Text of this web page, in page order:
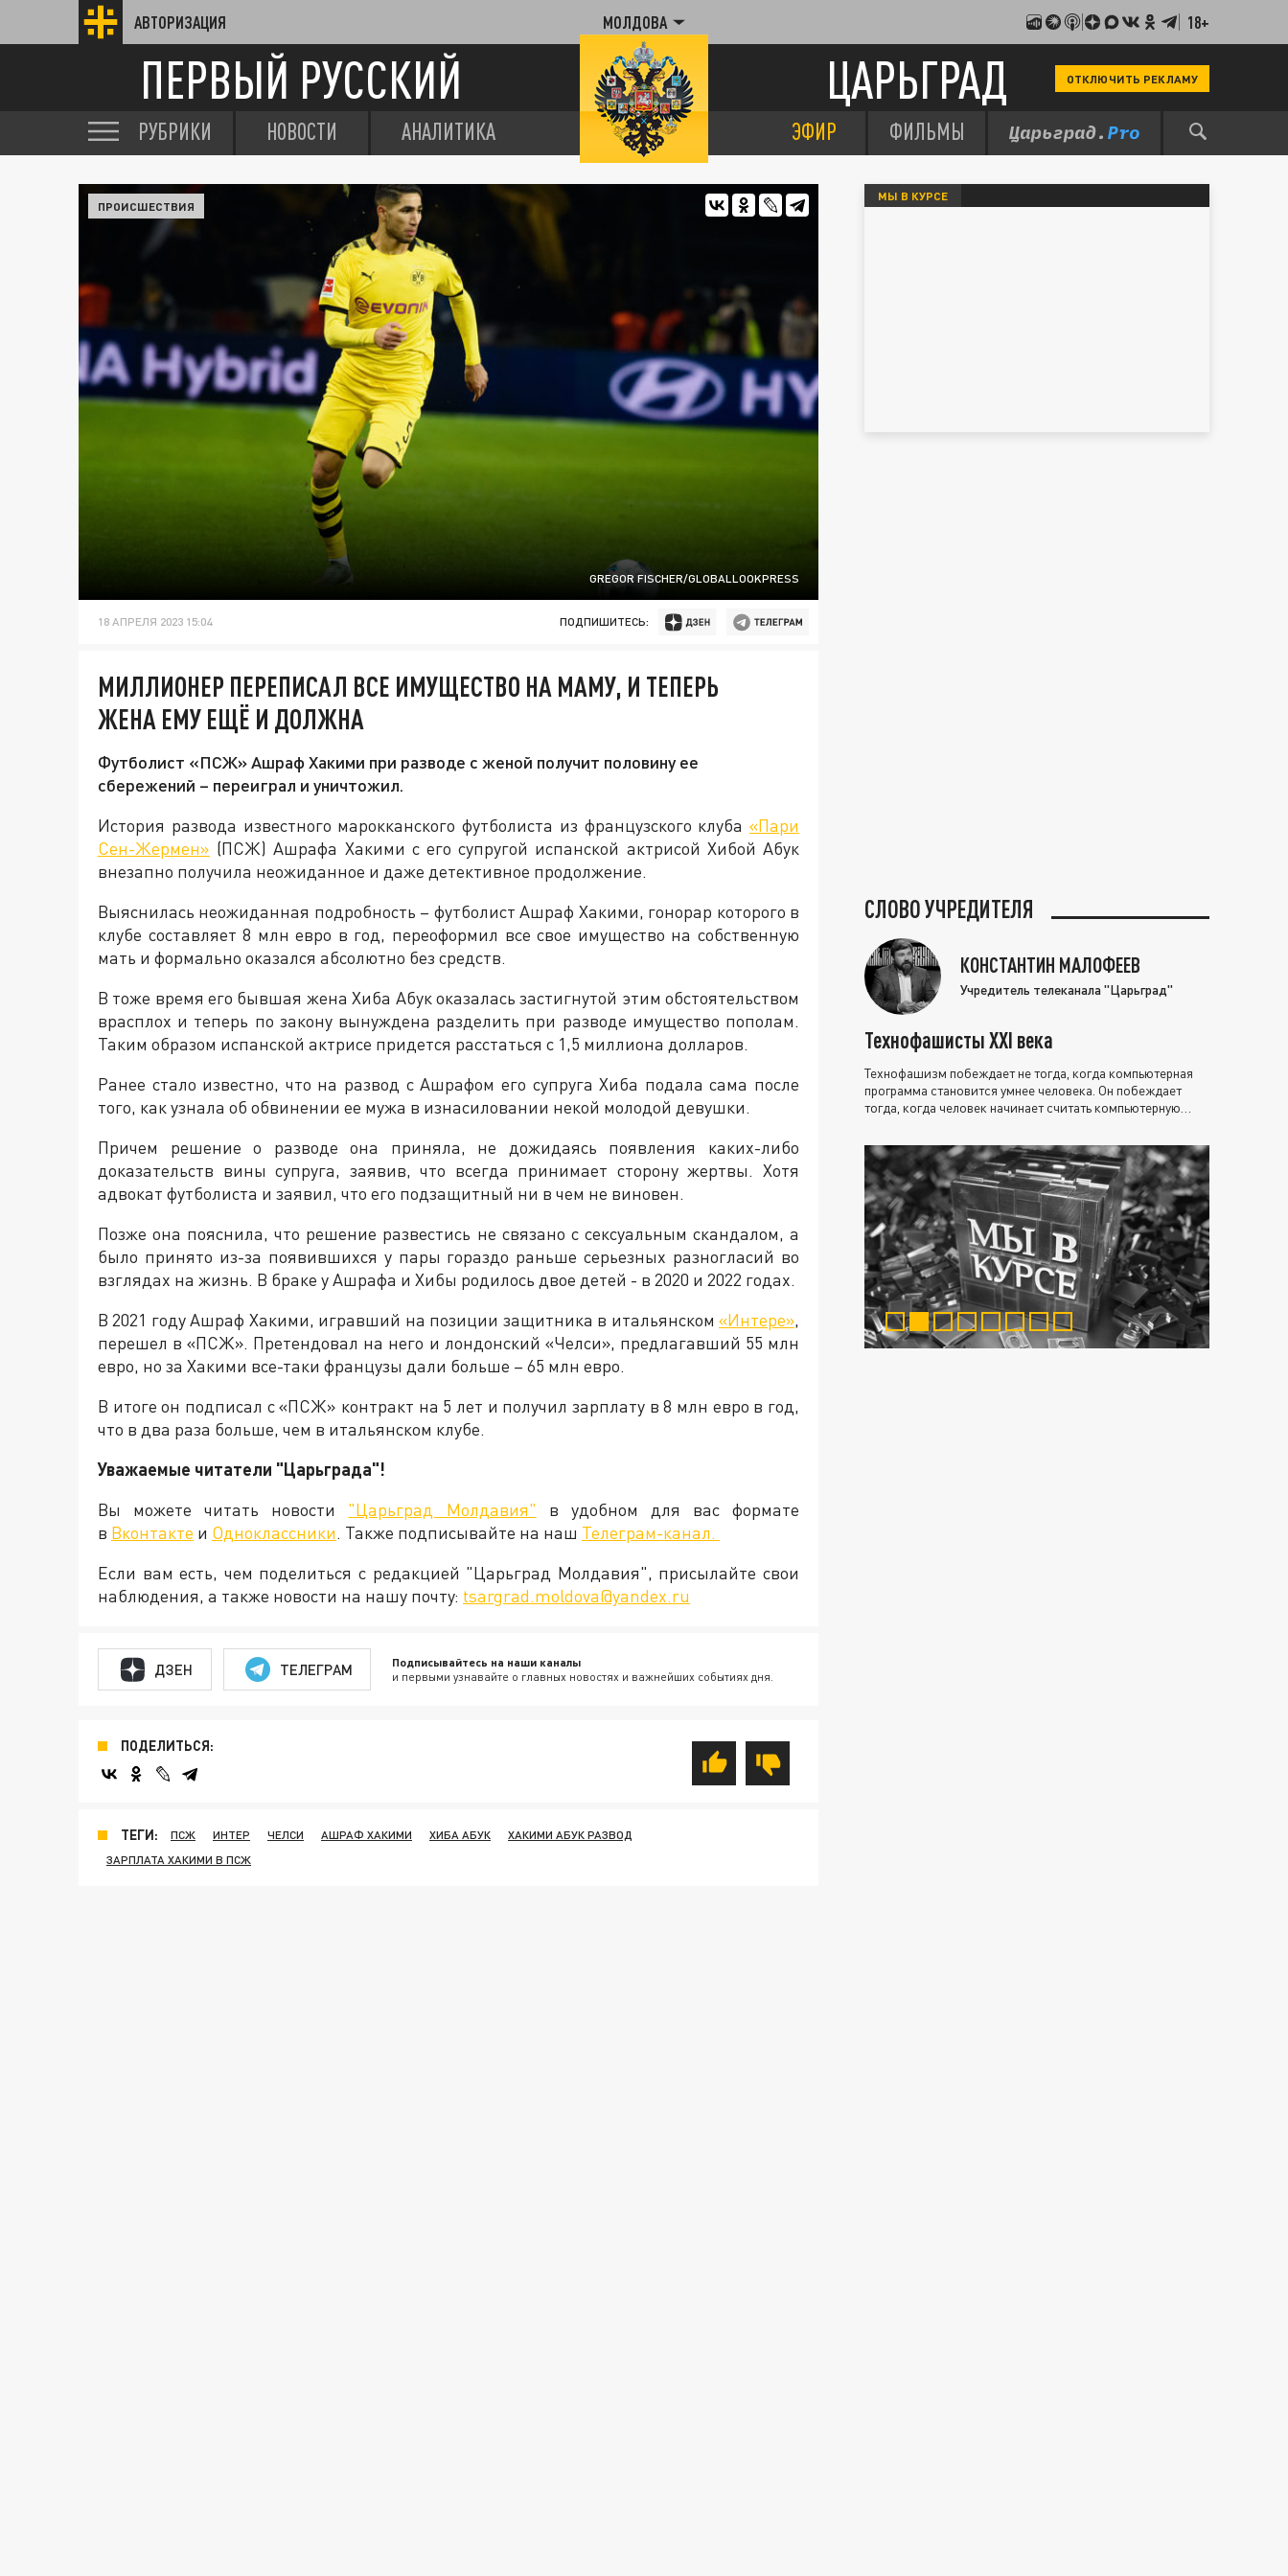
АВТОРИЗАЦИЯ МОЛДОВА 18+
ПЕРВЫЙ РУССКИЙ ЦАРЬГРАД ОТКЛЮЧИТЬ РЕКЛАМУ
РУБРИКИ НОВОСТИ АНАЛИТИКА ЭФИР ФИЛЬМЫ
GREGOR FISCHER/GLOBALLOOKPRESS
ПРОИСШЕСТВИЯ
18 АПРЕЛЯ 2023 15:04 ПОДПИШИТЕСЬ:
МИЛЛИОНЕР ПЕРЕПИСАЛ ВСЕ ИМУЩЕСТВО НА МАМУ, И ТЕПЕРЬ
ЖЕНА ЕМУ ЕЩЁ И ДОЛЖНА
Футболист «ПСЖ» Ашраф Хакими при разводе с женой получит половину ее
сбережений – переиграл и уничтожил.
История развода известного марокканского футболиста из французского клуба «Пари
Сен-Жермен» (ПСЖ) Ашрафа Хакими с его супругой испанской актрисой Хибой Абук
внезапно получила неожиданное и даже детективное продолжение.
Выяснилась неожиданная подробность – футболист Ашраф Хакими, гонорар которого в
клубе составляет 8 млн евро в год, переоформил все свое имущество на собственную
мать и формально оказался абсолютно без средств.
В тоже время его бывшая жена Хиба Абук оказалась застигнутой этим обстоятельством
врасплох и теперь по закону вынуждена разделить при разводе имущество пополам.
Таким образом испанской актрисе придется расстаться с 1,5 миллиона долларов.
Ранее стало известно, что на развод с Ашрафом его супруга Хиба подала сама после
того, как узнала об обвинении ее мужа в изнасиловании некой молодой девушки.
Причем решение о разводе она приняла, не дожидаясь появления каких-либо
доказательств вины супруга, заявив, что всегда принимает сторону жертвы. Хотя
адвокат футболиста и заявил, что его подзащитный ни в чем не виновен.
Позже она пояснила, что решение развестись не связано с сексуальным скандалом, а
было принято из-за появившихся у пары гораздо раньше серьезных разногласий во
взглядах на жизнь. В браке у Ашрафа и Хибы родилось двое детей - в 2020 и 2022 годах.
В 2021 году Ашраф Хакими, игравший на позиции защитника в итальянском «Интере»,
перешел в «ПСЖ». Претендовал на него и лондонский «Челси», предлагавший 55 млн
евро, но за Хакими все-таки французы дали больше – 65 млн евро.
В итоге он подписал с «ПСЖ» контракт на 5 лет и получил зарплату в 8 млн евро в год,
что в два раза больше, чем в итальянском клубе.
Уважаемые читатели "Царьграда"!
Вы можете читать новости "Царьград Молдавия" в удобном для вас формате
в Вконтакте и Одноклассники. Также подписывайте на наш Телеграм-канал.
Если вам есть, чем поделиться с редакцией "Царьград Молдавия", присылайте свои
наблюдения, а также новости на нашу почту: tsargrad.moldova@yandex.ru
ДЗЕН ТЕЛЕГРАМ Подписывайтесь на наши каналы
и первыми узнавайте о главных новостях и важнейших событиях дня.
ПОДЕЛИТЬСЯ:
ТЕГИ: ПСЖ ИНТЕР ЧЕЛСИ АШРАФ ХАКИМИ ХИБА АБУК
ХАКИМИ АБУК РАЗВОД
ЗАРПЛАТА ХАКИМИ В ПСЖ
МЫ В КУРСЕ
СЛОВО УЧРЕДИТЕЛЯ
КОНСТАНТИН МАЛОФЕЕВ
Учредитель телеканала "Царьград"
Технофашисты XXI века
Технофашизм побеждает не тогда, когда компьютерная
программа становится умнее человека. Он побеждает
тогда, когда человек начинает считать компьютерную